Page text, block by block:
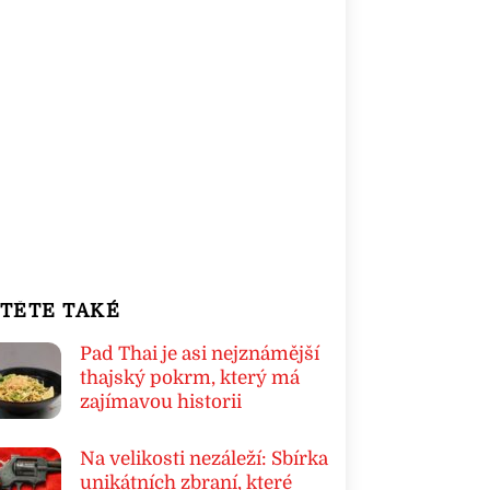
TAKÉ
Pad Thai je asi nejznámější
thajský pokrm, který má
zajímavou historii
Na velikosti nezáleží: Sbírka
unikátních zbraní, které